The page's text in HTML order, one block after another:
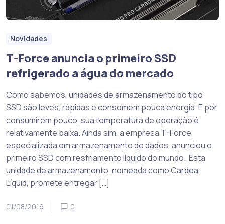
Novidades
T-Force anuncia o primeiro SSD
refrigerado a água do mercado
Como sabemos, unidades de armazenamento do tipo
SSD são leves, rápidas e consomem pouca energia. E por
consumirem pouco, sua temperatura de operação é
relativamente baixa. Ainda sim, a empresa T-Force,
especializada em armazenamento de dados, anunciou o
primeiro SSD com resfriamento líquido do mundo. Esta
unidade de armazenamento, nomeada como Cardea
Líquid, promete entregar […]
01/08/2019 0